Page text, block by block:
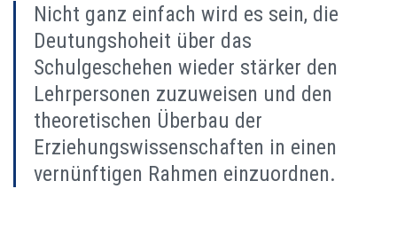
Nicht ganz einfach wird es sein, die
Deutungshoheit über das
Schulgeschehen wieder stärker den
Lehrpersonen zuzuweisen und den
theoretischen Überbau der
Erziehungswissenschaften in einen
vernünftigen Rahmen einzuordnen.